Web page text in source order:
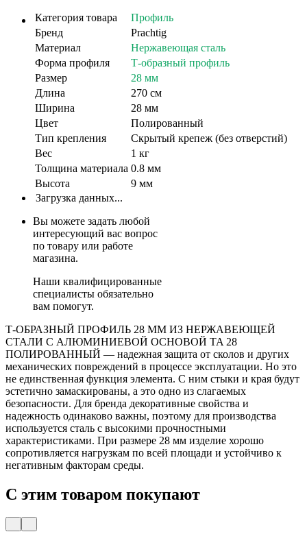
Категория товара
Профиль
Бренд
Prachtig
Материал
Нержавеющая сталь
Форма профиля
Т-образный профиль
Размер
28 мм
Длина
270 см
Ширина
28 мм
Цвет
Полированный
Тип крепления
Скрытый крепеж (без отверстий)
Вес
1 кг
Толщина материала 0.8 мм
Высота
9 мм
Загрузка данных...
Вы можете задать любой
интересующий вас вопрос
по товару или работе
магазина.
Наши квалифицированные
специалисты обязательно
вам помогут.
Т-ОБРАЗНЫЙ ПРОФИЛЬ 28 ММ ИЗ НЕРЖАВЕЮЩЕЙ
СТАЛИ С АЛЮМИНИЕВОЙ ОСНОВОЙ TA 28
ПОЛИРОВАННЫЙ — надежная защита от сколов и других
механических повреждений в процессе эксплуатации. Но это
не единственная функция элемента. С ним стыки и края будут
эстетично замаскированы, а это одно из слагаемых
безопасности. Для бренда декоративные свойства и
надежность одинаково важны, поэтому для производства
используется сталь с высокими прочностными
характеристиками. При размере 28 мм изделие хорошо
сопротивляется нагрузкам по всей площади и устойчиво к
негативным факторам среды.
С этим товаром покупают